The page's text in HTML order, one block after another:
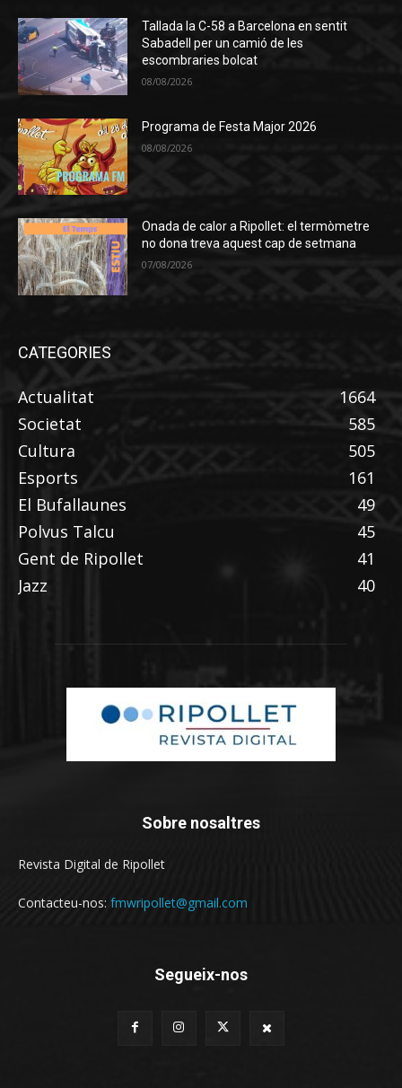
Tallada la C-58 a Barcelona en sentit
Sabadell per un camió de les
escombraries bolcat
08/08/2026
Programa de Festa Major 2026
08/08/2026
Onada de calor a Ripollet: el termòmetre
no dona treva aquest cap de setmana
07/08/2026
CATEGORIES
Actualitat
1664
Societat
585
Cultura
505
Esports
161
El Bufallaunes
49
Polvus Talcu
45
Gent de Ripollet
41
Jazz
40
Sobre nosaltres
Revista Digital de Ripollet
Contacteu-nos: fmwripollet@gmail.com
Segueix-nos